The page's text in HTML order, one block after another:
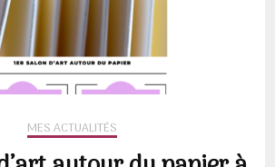
MES ACTUALITÉS